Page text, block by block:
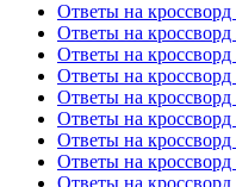
Ответы на
Ответы на
Ответы на
Ответы на
Ответы на
Ответы на
Ответы на
Ответы на